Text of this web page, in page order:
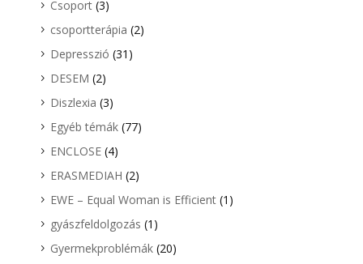
Csoport(3)
csoportterápia (2)
Depresszió (31)
DESEM (2)
Diszlexia (3)
Egyéb témák(77)
ENCLOSE(4)
ERASMEDIAH (2)
EWE – Equal Woman is Efficient(1)
gyászfeldolgozás (1)
Gyermekproblémák(20)